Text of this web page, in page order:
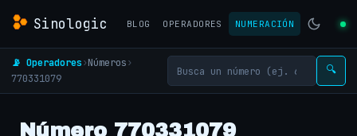
Sinologic BLOG OPERADORES NUMERACIÓN
📡 Operadores›Números›
770331079
🔍
Número 770331079